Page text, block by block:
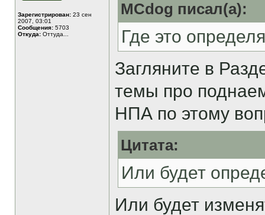
Зарегистрирован: 23 сен
2007, 03:01
Сообщения: 5703
Откуда: Оттуда...
MCdog писал(а):
Где это
Загляните в
темы про
НПА по этому
Цитата:
Или будет
Или будет